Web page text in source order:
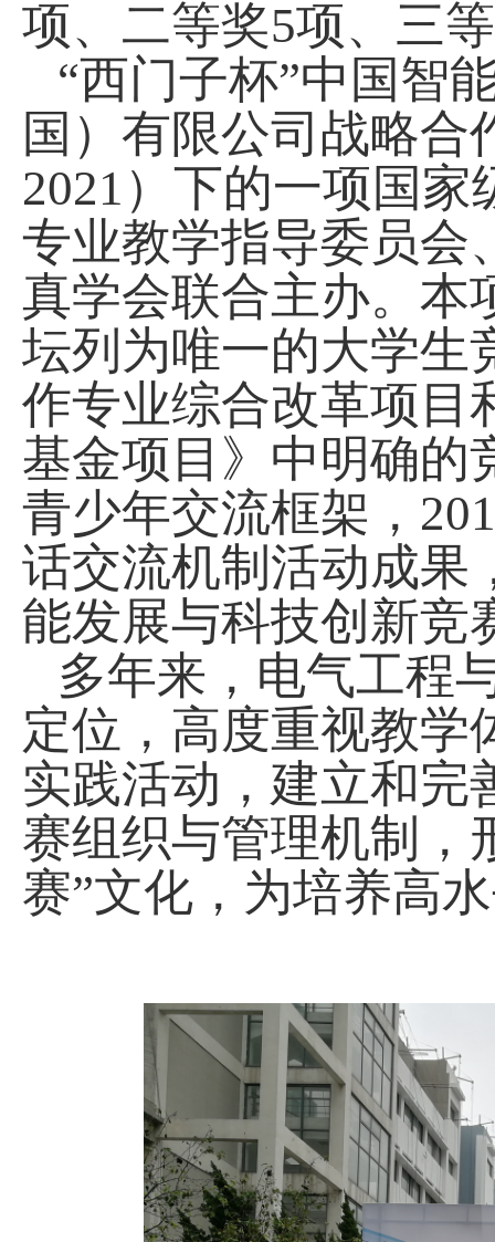
项、二等奖5项、三
“西门子杯”中国智
国）有限公司战略
2021 ）下的一项国
专业教学指导委员会
真学会联合主办。本
坛列为唯一的大学生
作专业综合改革项目
基金项目》中明确的
青少年交流框架，
话交流机制活动成果
能发展与科技创新竞
多年来，电气工程
定位，高度重视教学
实践活动，建立和完
赛组织与管理机制，
赛”文化，为培养高